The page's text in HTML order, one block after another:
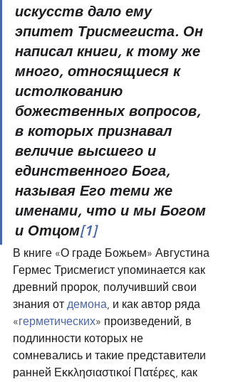
искусств дало ему
эпитет Трисмегиста. Он
написал книги, к тому же
много, относящиеся к
истолкованию
божественных вопросов,
в которых признавал
величие высшего и
единственного Бога,
называя Его теми же
именами, что и мы Богом
и Отцом[1]
В книге «О граде Божьем» Августина
Гермес Трисмегист упоминается как
древний пророк, получивший свои
знания от демона, и как автор ряда
«герметических» произведений, в
подлинности которых не
сомневались и такие представители
ранней Εκκλησιαστικοί Πατέρες, как